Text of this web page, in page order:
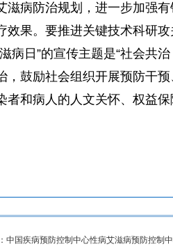
滋病防治规划，进一步加强
效果。要推进关键技术科研
日”的宣传主题是“社会共治
，鼓励社会组织开展预防干
者和病人的人文关怀、权益
国疾病预防控制中心性病艾滋病预防控制